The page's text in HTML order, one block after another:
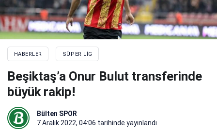
HABERLER SÜPER LIG
Beşiktaş’a Onur Bulut transferinde
büyük rakip!
Bülten SPOR
7 Aralık 2022, 04:06 tarihinde yayınlandı